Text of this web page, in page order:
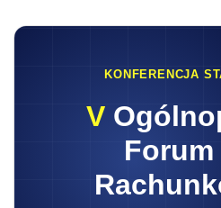
KONFERENCJA
V